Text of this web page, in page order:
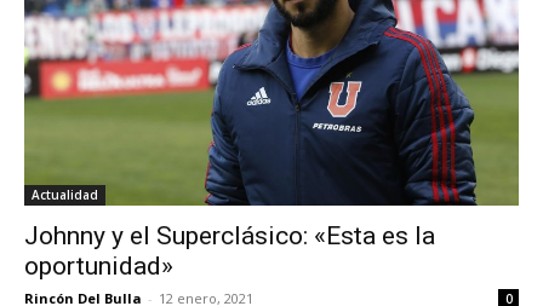
Actualidad
Johnny y el Superclásico: «Esta es la
oportunidad»
Rincón Del Bulla - 12 enero, 2021 0